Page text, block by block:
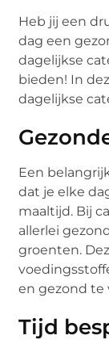
Heb jij een
dag een
dagelijkse
bieden! In
dagelijkse
Een
dat je elke
maaltijd. Bij
allerlei
groenten.
en gezond te
Tijd